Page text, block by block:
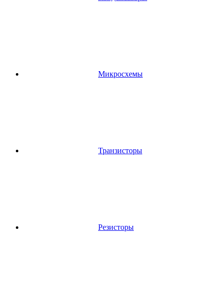
Микросхемы
Транзисторы
Резисторы